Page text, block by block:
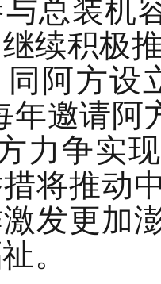
总装机
续积极
阿方
年邀请
力争实
将推动
发更加
。